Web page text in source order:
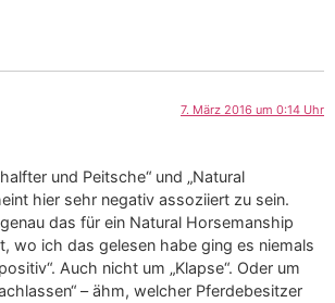
7. März 2016 um 0:14 Uhr
und Peitsche“ und „Natural
hier sehr negativ assoziiert zu sein.
das für ein Natural Horsemanship
wo ich das gelesen habe ging es niemals
Auch nicht um „Klapse“. Oder um
– ähm, welcher Pferdebesitzer